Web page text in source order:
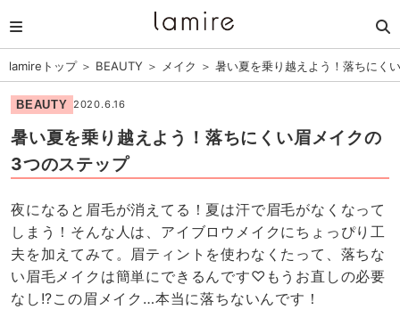
lamireトップ＞ BEAUTY ＞ メイク ＞ 暑い夏を乗り越えよう！落ちにく
BEAUTY 2020.6.16
暑い夏を乗り越えよう！落ちにくい眉メイクの
3つのステップ
夜になると眉毛が消えてる！夏は汗で眉毛がなくなって
しまう！そんな人は、アイブロウメイクにちょっぴり工
夫を加えてみて。眉ティントを使わなくたって、落ちな
い眉毛メイクは簡単にできるんです♡もうお直しの必要
なし!?この眉メイク…本当に落ちないんです！